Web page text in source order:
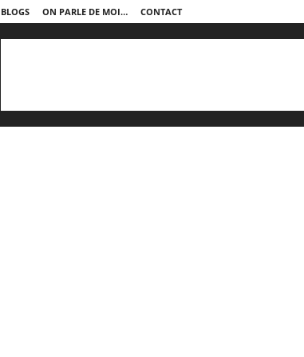
ON PARLE DE MOI… CONTACT